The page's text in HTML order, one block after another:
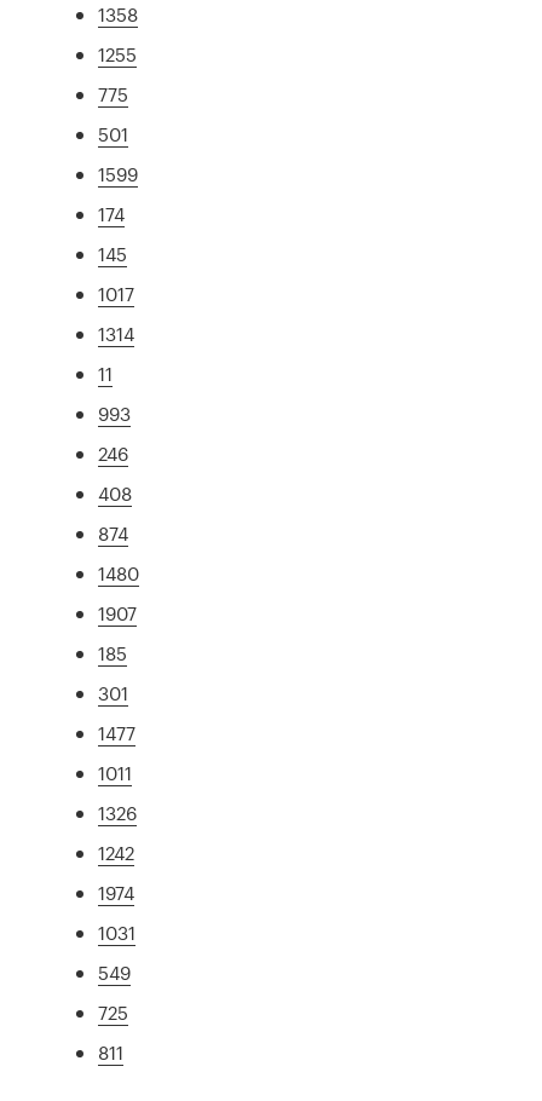
1358
1255
775
501
1599
174
145
1017
1314
11
993
246
408
874
1480
1907
185
301
1477
1011
1326
1242
1974
1031
549
725
811